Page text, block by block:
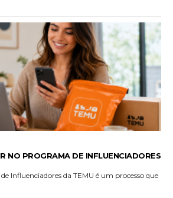
NO PROGRAMA DE INFLUENCIADORES
Influenciadores da TEMU é um processo que